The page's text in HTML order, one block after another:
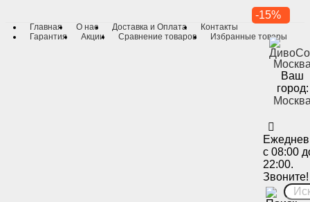
Главная О нас Доставка и Оплата
Контакты
Гарантия
Акции Сравнение товаров Избранные товары
Ваш
город:
с 08:00
22:00.
Звоните!
-15%